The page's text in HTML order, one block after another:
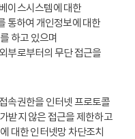
이스시스템에 대한
통하여 개인정보에 대한
하고 있으며
부로부터의 무단 접근을
속권한을 인터넷 프로토콜
받지 않은 접근을 제한하고
대한 인터넷망 차단조치